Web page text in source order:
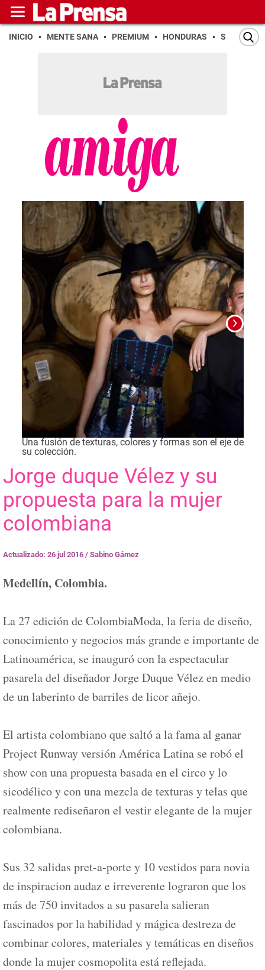
INICIO MENTE SANA PREMIUM HONDURAS SAN PEDRO
Una fusión de texturas, colores y formas son el eje de
su colección.
Jorge duque Vélez y su
propuesta para la mujer
colombiana
Actualizado: 26 jul 2016 / Sabino Gámez
Medellín, Colombia.
La 27 edición de ColombiaModa, la feria de diseño,
conocimiento y negocios más grande e importante de
Latinoamérica, se inauguró con la espectacular
pasarela del diseñador Jorge Duque Vélez en medio
de un laberinto de barriles de licor añejo.
El artista colombiano que saltó a la fama al ganar
Project Runway versión América Latina se robó el
show con una propuesta basada en el circo y lo
sicodélico y con una mezcla de texturas y telas que
realmente rediseñaron el vestir elegante de la mujer
colombiana.
Sus 32 salidas pret-a-porte y 10 vestidos para novia
de inspiracion audaz e irreverente lograron que los
más de 750 invitados a su pasarela salieran
fascinados por la habilidad y mágica destreza de
combinar colores, materiales y temáticas en diseños
donde la mujer cosmopolita está reflejada.